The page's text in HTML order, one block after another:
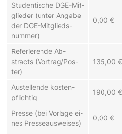
Stu­den­tisch­e DGE-Mit­
glie­der (un­ter An­ga­be
der DGE-Mit­glieds­
num­mer)
0,00 €
Re­fer­ier­en­de Ab­
stracts (Vor­trag/Pos­
ter)
135,00 €
Aus­tel­len­de ko­sten­
pflich­tig
190,00 €
Pres­se (bei Vor­la­ge ei­
nes Pres­se­aus­weis­es)
0,00 €